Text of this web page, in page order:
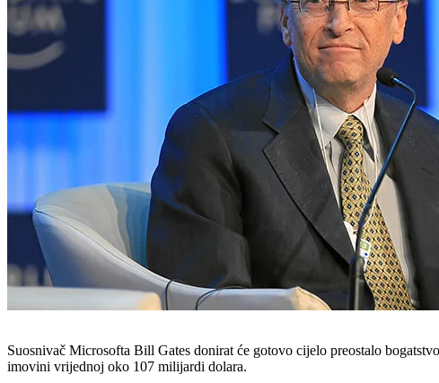
Suosnivač Microsofta Bill Gates donirat će gotovo cijelo preostalo
imovini vrijednoj oko 107 milijardi dolara.